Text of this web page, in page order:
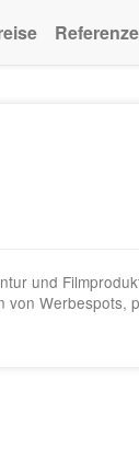
und
Werbespots,